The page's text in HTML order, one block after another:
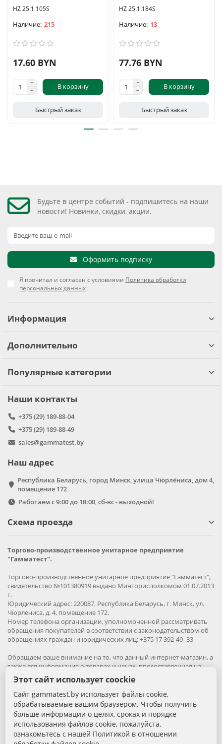
HZ 25.1.105S
215
17.60 BYN
В корзину
Быстрый заказ
HZ 25.1.184S
13
77.76 BYN
В корзину
Быстрый заказ
Будьте в центре событий - подпишитесь на наши
новости! Новинки, скидки, акции.
Оформить подписку
Я прочитал и согласен с условиями Политика обработки
персональных данных
Информация
Дополнительно
Популярные категории
Наши контакты
+375 (29) 189-88-04
+375 (29) 189-88-49
sales@gammatest.by
Наш адрес
Республика Беларусь, город Минск, улица Чюрлёниса, дом 4,
помещение 172
Работаем с 9:00 до 18:00, сб-вс - выходной!
Схема проезда
Торгово-производственное унитарное предприятие
"Гамматест".
Торгово-производственное унитарное предприятие "Гамматест",
свидетельство №101380919 выдано Мингорисполкомом 01.07.2013
г.
Юридический адрес: 220087, Республика Беларусь, г. Минск, ул.
Чюрлениса, д. 4, помещение 172.
Номер телефона организации, уполномоченной рассматривать
обращения покупателей в соответствии с законодательством об
обращениях граждан и юридических лиц: +375 17 392-49- 33
Обращаем ваше внимание на то, что данный интернет-магазин, а
также вся информация о товарах и ценах, предоставленная на
нём, носит исключительно информационный характер и ни при
каких условиях не является публичной офертой.
Вся информация на сайте – собственность интернет-магазина
gammatest.by. Все права защищены.
Публикация информации с сайта без разрешения
правообладателя запрена.
Этот сайт использует coockie
Сайт gammatest.by использует файлы cookie,
обрабатываемые вашим браузером. Чтобы получить
больше информации о целях, сроках и порядке
использования файлов cookie, пожалуйста,
ознакомьтесь с нашей Политикой в отношении